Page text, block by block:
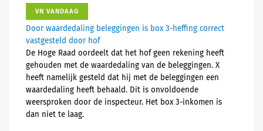
VN VANDAAG
Door waardedaling beleggingen is box 3-heffing correct
vastgesteld door hof
De Hoge Raad oordeelt dat het hof geen rekening heeft
gehouden met de waardedaling van de beleggingen. X
heeft namelijk gesteld dat hij met de beleggingen een
waardedaling heeft behaald. Dit is onvoldoende
weersproken door de inspecteur. Het box 3-inkomen is
dan niet te laag.